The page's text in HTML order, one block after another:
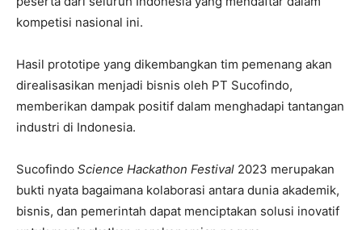
kompetisi nasional ini.
Hasil prototipe yang dikembangkan tim pemenang akan
direalisasikan menjadi bisnis oleh PT Sucofindo,
memberikan dampak positif dalam menghadapi tantangan
industri di Indonesia.
Sucofindo Science Hackathon Festival 2023 merupakan
bukti nyata bagaimana kolaborasi antara dunia akademik,
bisnis, dan pemerintah dapat menciptakan solusi inovatif